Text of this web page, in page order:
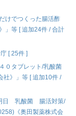
けでつくった腸活酢
」等 [ 追加24件 / 合計
[ 25件 ]
０タブレット/乳酸菌
社》」等 [ 追加10件 /
日 乳酸菌 腸活対策/
《奥田製薬株式会